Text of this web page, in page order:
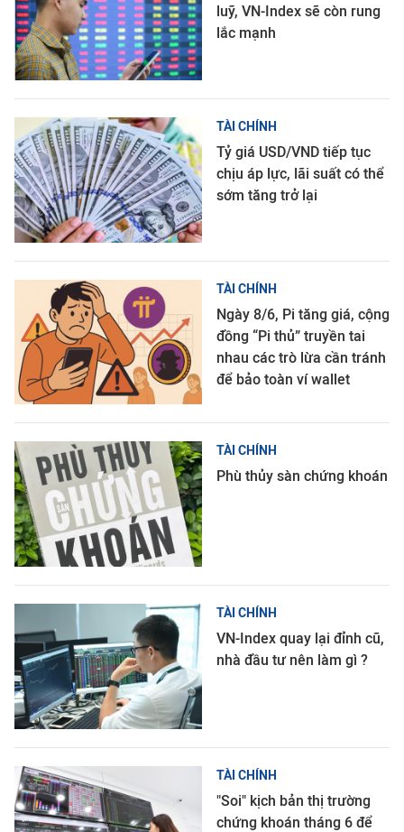
luỹ, VN-Index sẽ còn rung
lắc mạnh
TÀI CHÍNH
Tỷ giá USD/VND tiếp tục
chịu áp lực, lãi suất có thể
sớm tăng trở lại
TÀI CHÍNH
Ngày 8/6, Pi tăng giá, cộng
đồng “Pi thủ” truyền tai
nhau các trò lừa cần tránh
để bảo toàn ví wallet
TÀI CHÍNH
Phù thủy sàn chứng khoán
TÀI CHÍNH
VN-Index quay lại đỉnh cũ,
nhà đầu tư nên làm gì ?
TÀI CHÍNH
"Soi" kịch bản thị trường
chứng khoán tháng 6 để